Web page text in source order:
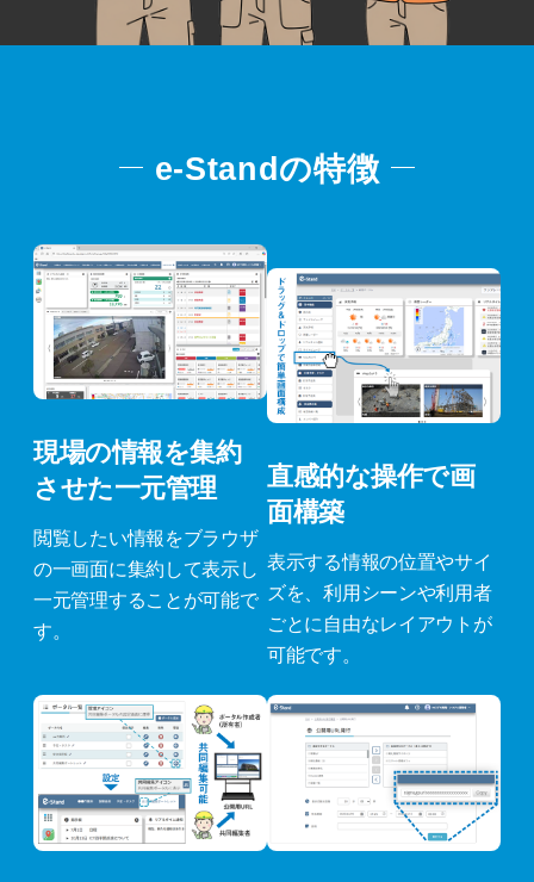
e-Standの特徴
現場の情報を集約
させた一元管理
閲覧したい情報をブラウザ
の一画面に集約して表示し
一元管理することが可能で
す。
直感的な操作で画
面構築
表示する情報の位置やサイ
ズを、利用シーンや利用者
ごとに自由なレイアウトが
可能です。